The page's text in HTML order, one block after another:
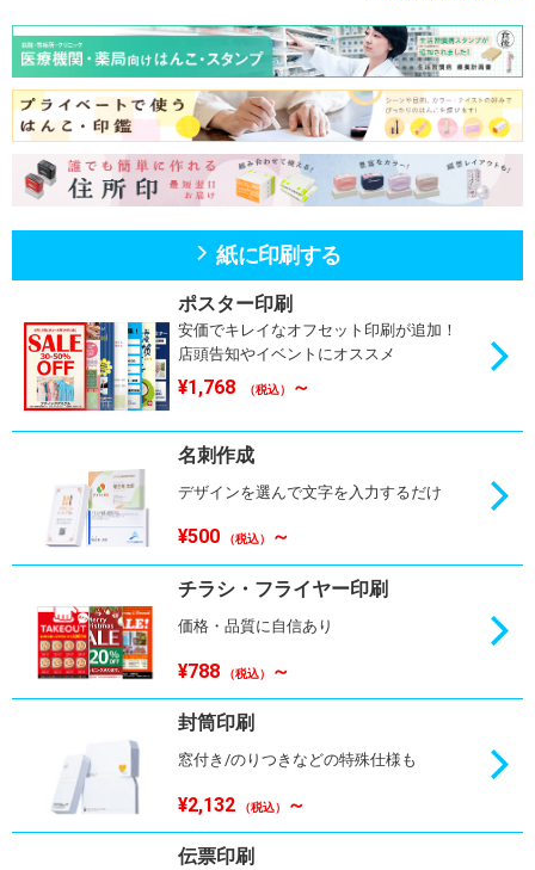
紙に印刷する
ポスター印刷
安価でキレイなオフセット印刷が追加！
店頭告知やイベントにオススメ
¥1,768 （税込） ～
名刺作成
デザインを選んで文字を入力するだけ
¥500 （税込） ～
チラシ・フライヤー印刷
価格・品質に自信あり
¥788 （税込） ～
封筒印刷
窓付き/のりつきなどの特殊仕様も
¥2,132 （税込） ～
伝票印刷